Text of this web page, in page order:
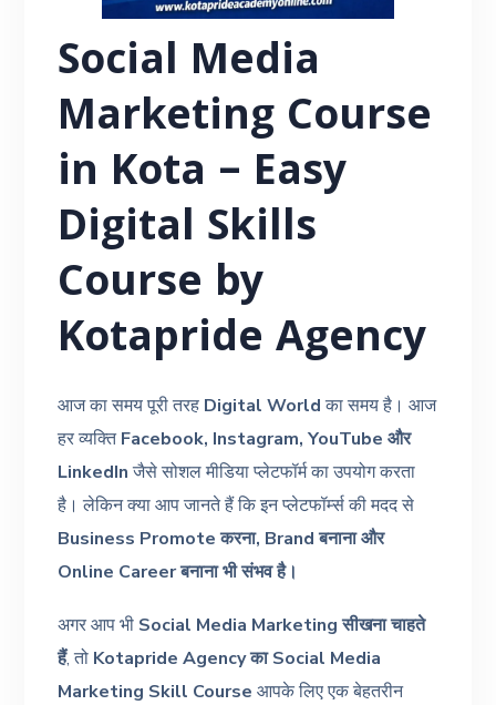
Social Media
Marketing Course
in Kota – Easy
Digital Skills
Course by
Kotapride Agency
आज का समय पूरी तरह Digital Worldका समय है। आज
हर व्यक्तिFacebook, Instagram, YouTube और
LinkedInजैसे सोशल मीडिया प्लेटफॉर्म का उपयोग करता
है। लेकिन क्या आप जानते हैं कि इन प्लेटफॉर्म्स की मदद से
Business Promote करना, Brand बनाना और
Online Career बनाना भी संभव है।
अगर आप भी Social Media Marketing सीखना चाहते
हैं, तो Kotapride Agency का Social Media
Marketing Skill Course आपके लिए एक बेहतरीन